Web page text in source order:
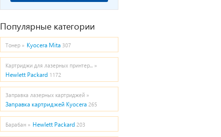
Популярные категории
Тонер » Kyocera Mita 307
Картриджи для лазерных принтер... »
Hewlett Packard 1172
Заправка лазерных картриджей »
Заправка картриджей Kyocera 265
Барабан » Hewlett Packard 203